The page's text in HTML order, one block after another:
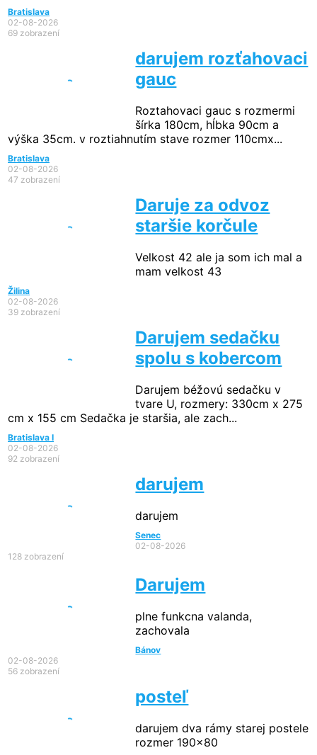
Bratislava
02-08-2026
69 zobrazení
darujem rozťahovaci
gauc
Roztahovaci gauc s rozmermi
šírka 180cm, hĺbka 90cm a
výška 35cm. v roztiahnutím stave rozmer 110cmx...
Bratislava
02-08-2026
47 zobrazení
Daruje za odvoz
staršie korčule
Velkost 42 ale ja som ich mal a
mam velkost 43
Žilina
02-08-2026
39 zobrazení
Darujem sedačku
spolu s kobercom
Darujem béžovú sedačku v
tvare U, rozmery: 330cm x 275
cm x 155 cm Sedačka je staršia, ale zach...
Bratislava I
02-08-2026
92 zobrazení
darujem
darujem
Senec
02-08-2026
128 zobrazení
Darujem
plne funkcna valanda,
zachovala
Bánov
02-08-2026
56 zobrazení
posteľ
darujem dva rámy starej postele
rozmer 190x80